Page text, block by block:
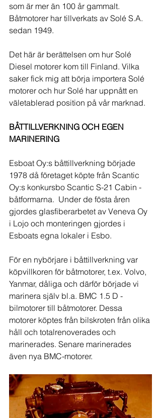
som är mer än 100 år gammalt.
Båtmotorer har tillverkats av Solé S.A.
sedan 1949.
Det här är berättelsen om hur Solé
Diesel motorer kom till Finland. Vilka
saker fick mig att börja importera Solé
motorer och hur Solé har uppnått en
väletablerad position på vår marknad.
BÅTTILLVERKNING OCH EGEN
MARINERING
Esboat Oy:s båttillverkning började
1978 då företaget köpte från Scantic
Oy:s konkursbo Scantic S-21 Cabin -
båtformarna.  Under de fösta åren
gjordes glasfiberarbetet av Veneva Oy
i Lojo och monteringen gjordes i
Esboats egna lokaler i Esbo.
För en nybörjare i båttillverkning var
köpvillkoren för båtmotorer, t.ex. Volvo,
Yanmar, dåliga och därför började vi
marinera själv bl.a. BMC 1.5 D -
bilmotorer till båtmotorer. Dessa
motorer köptes från bilskroten från olika
håll och totalrenoverades och
marinerades. Senare marinerades
även nya BMC-motorer.